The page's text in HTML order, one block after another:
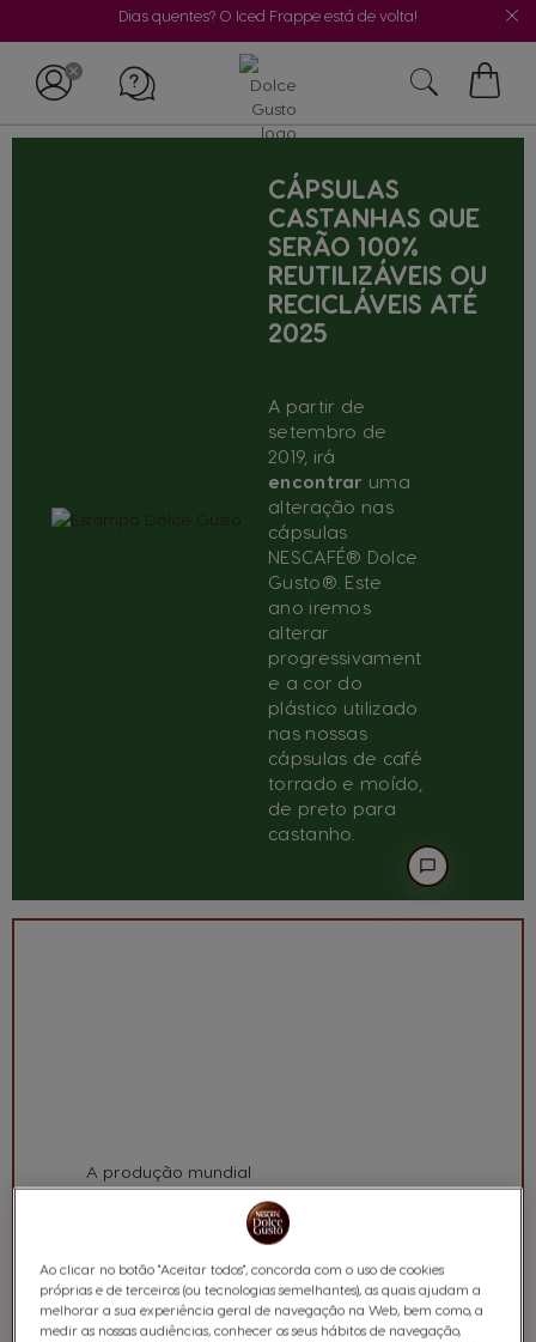
Dias quentes? O Iced Frappe está de volta!
Meu
CÁPSULAS
CASTANHAS QUE
SERÃO 100%
REUTILIZÁVEIS OU
RECICLÁVEIS ATÉ
2025
A partir de
setembro de
2019, irá
encontrar uma
alteração nas
cápsulas
NESCAFÉ® Dolce
Gusto®. Este
ano iremos
alterar
progressivament
e a cor do
plástico utilizado
nas nossas
cápsulas de café
torrado e moído,
de preto para
castanho.
A produção mundial
de plástico
milhões de toneladas
anuais em 1950 para
mais de 300 milhões
de toneladas em
Ao clicar no botão "Aceitar todos", concorda com o uso de cookies
próprias e de terceiros (ou tecnologias semelhantes), as quais ajudam a
melhorar a sua experiência geral de navegação na Web, bem como, a
medir as nossas audiências, conhecer os seus hábitos de navegação,